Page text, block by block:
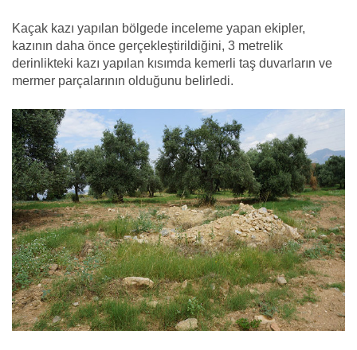
Kaçak kazı yapılan bölgede inceleme yapan ekipler,
kazının daha önce gerçekleştirildiğini, 3 metrelik
derinlikteki kazı yapılan kısımda kemerli taş duvarların ve
mermer parçalarının olduğunu belirledi.